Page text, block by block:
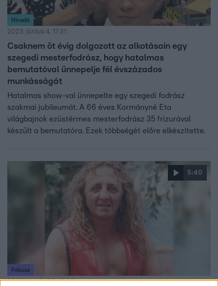
Híradó
2023. június 4. 17:31
Csaknem öt évig dolgozott az alkotásain egy
szegedi mesterfodrász, hogy hatalmas
bemutatóval ünnepelje fél évszázados
munkásságát
Hatalmas show-val ünnepelte egy szegedi fodrász
szakmai jubileumát. A 66 éves Kormányné Eta
világbajnok ezüstérmes mesterfodrász 35 frizurával
készült a bemutatóra. Ezek többségét előre elkészítette.
5:40
Fókusz
2023. január 30. 19:08